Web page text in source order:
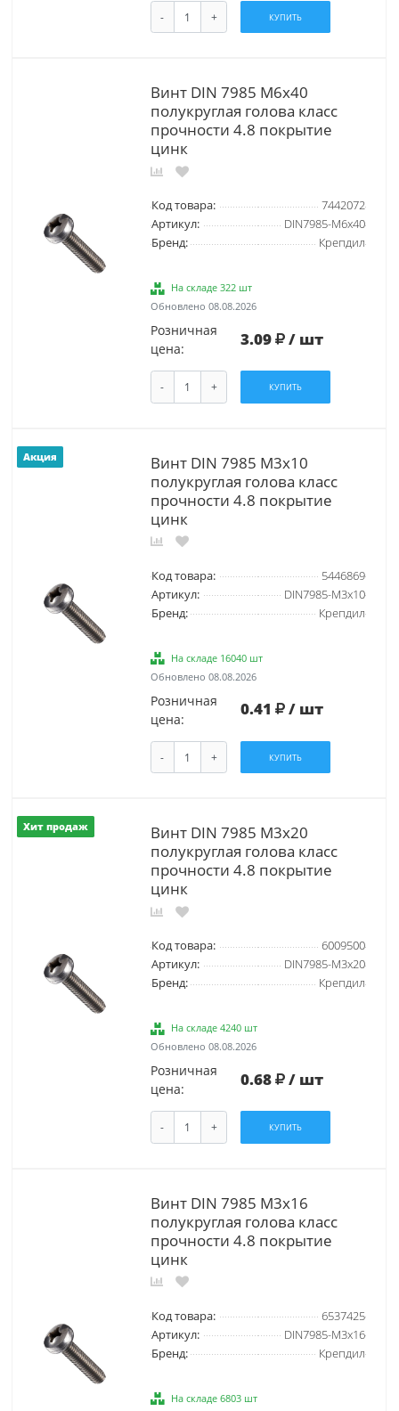
- + КУПИТЬ
Винт DIN 7985 М6х40
полукруглая голова класс
прочности 4.8 покрытие
цинк
Код товара:
7442072
Артикул:
DIN7985-М6х40
Бренд:
Крепдил
На складе 322 шт
Обновлено 08.08.2026
Розничная
цена:
3.09 / шт
- + КУПИТЬ
Акция
Винт DIN 7985 М3х10
полукруглая голова класс
прочности 4.8 покрытие
цинк
Код товара:
5446869
Артикул:
DIN7985-М3х10
Бренд:
Крепдил
На складе 16040 шт
Обновлено 08.08.2026
Розничная
цена:
0.41 / шт
- + КУПИТЬ
Хит продаж
Винт DIN 7985 М3х20
полукруглая голова класс
прочности 4.8 покрытие
цинк
Код товара:
6009500
Артикул:
DIN7985-М3х20
Бренд:
Крепдил
На складе 4240 шт
Обновлено 08.08.2026
Розничная
цена:
0.68 / шт
- + КУПИТЬ
Винт DIN 7985 М3х16
полукруглая голова класс
прочности 4.8 покрытие
цинк
Код товара:
6537425
Артикул:
DIN7985-М3х16
Бренд:
Крепдил
На складе 6803 шт